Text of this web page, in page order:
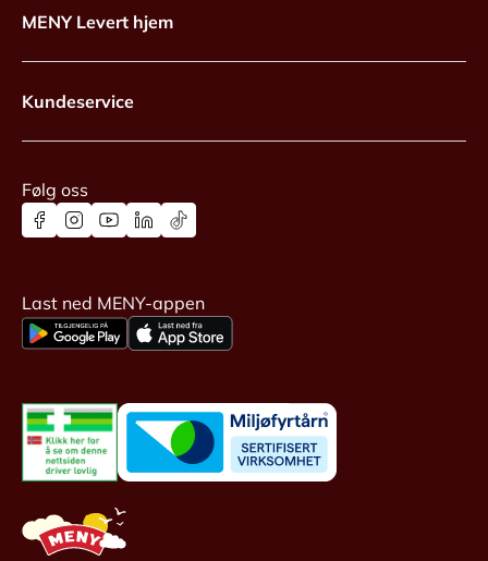
MENY Levert hjem
Kundeservice
Følg oss
Last ned MENY-appen